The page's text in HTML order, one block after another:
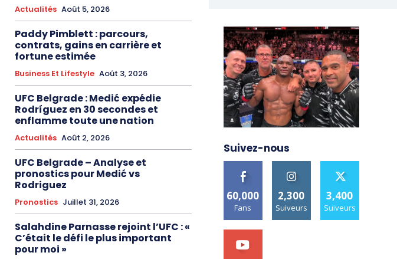
Actualités Août 5, 2026
Paddy Pimblett : parcours,
contrats, gains en carrière et
fortune estimée
Business Et Lifestyle Août 3, 2026
UFC Belgrade : Medić expédie
Rodríguez en 30 secondes et
enflamme toute une nation
Actualités Août 2, 2026
UFC Belgrade – Analyse et
pronostics pour Medić vs
Rodriguez
Pronostics Juillet 31, 2026
Salahdine Parnasse rejoint l’UFC : «
C’était le défi le plus important
pour moi »
Suivez-nous
60,000
Fans
2,300
Suiveurs
3,400
Suiveurs